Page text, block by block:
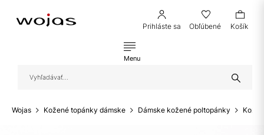
Prihláste sa Obľúbené Košík
Menu
Wojas Kožené topánky dámske Dámske kožené poltopánky